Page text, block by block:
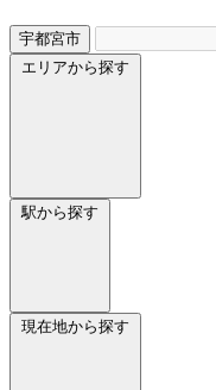
宇都宮市
エリアから探す
駅から探す
現在地から探す